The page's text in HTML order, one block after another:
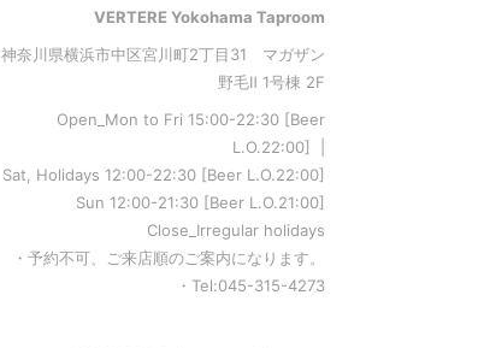
VERTERE Yokohama Taproom
神奈川県横浜市中区宮川町2丁目31 マガザン
野毛Ⅱ 1号棟 2F
Open_Mon to Fri 15:00-22:30 [Beer
L.O.22:00] |
Sat, Holidays 12:00-22:30 [Beer L.O.22:00]
Sun 12:00-21:30 [Beer L.O.21:00]
Close_Irregular holidays
・予約不可、ご来店順のご案内になります。
・Tel:045-315-4273